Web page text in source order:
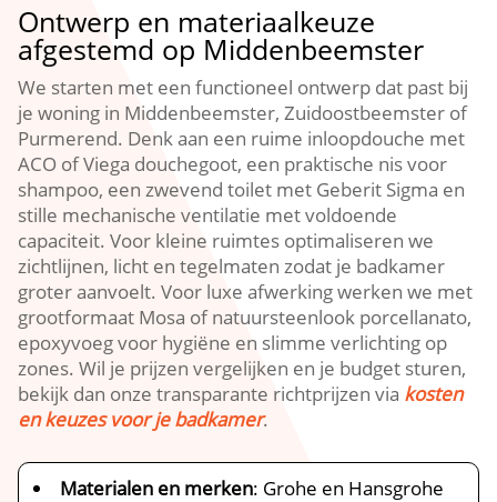
Ontwerp en materiaalkeuze
afgestemd op Middenbeemster
We starten met een functioneel ontwerp dat past bij
je woning in Middenbeemster, Zuidoostbeemster of
Purmerend.​ Denk aan een ruime inloopdouche met
ACO of Viega douchegoot, een praktische nis voor
shampoo, een zwevend toilet met Geberit Sigma en
stille mechanische ventilatie met voldoende
capaciteit.​ Voor kleine ruimtes optimaliseren we
zichtlijnen, licht en tegelmaten zodat je badkamer
groter aanvoelt.​ Voor luxe afwerking werken we met
grootformaat Mosa of natuursteenlook porcellanato,
epoxyvoeg voor hygiëne en slimme verlichting op
zones.​ Wil je prijzen vergelijken en je budget sturen,
bekijk dan onze transparante richtprijzen via kosten
en keuzes voor je badkamer.​
Materialen en merken: Grohe en Hansgrohe